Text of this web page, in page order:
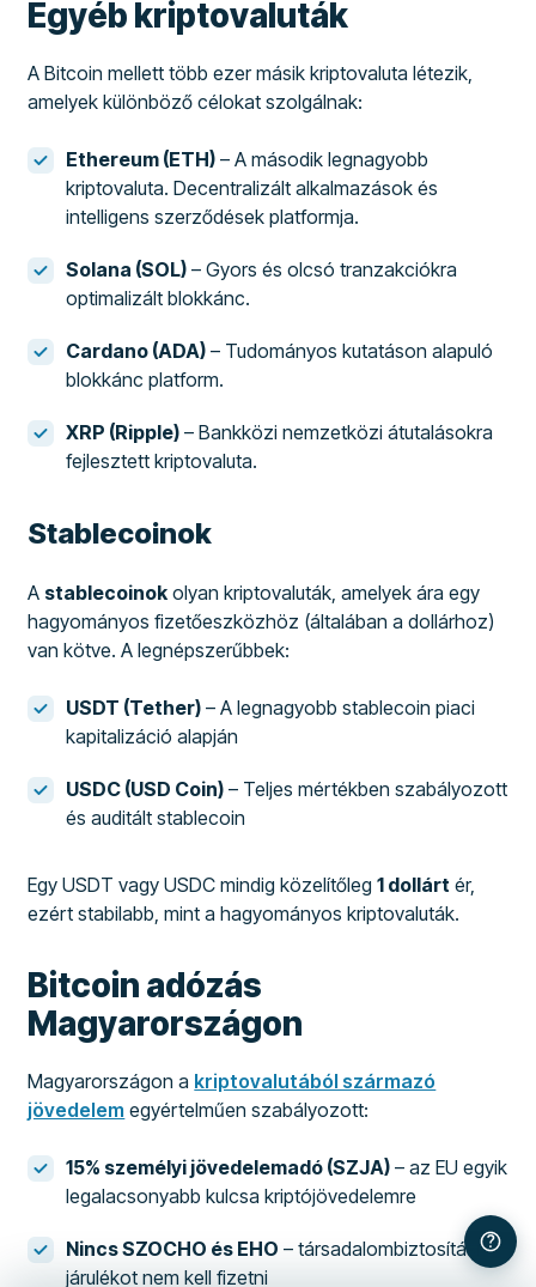
Egyéb kriptovaluták
A Bitcoin mellett több ezer másik kriptovaluta létezik,
amelyek különböző célokat szolgálnak:
Ethereum (ETH) – A második legnagyobb
kriptovaluta. Decentralizált alkalmazások és
intelligens szerződések platformja.
Solana (SOL) – Gyors és olcsó tranzakciókra
optimalizált blokkánc.
Cardano (ADA) – Tudományos kutatáson alapuló
blokkánc platform.
XRP (Ripple) – Bankközi nemzetközi átutalásokra
fejlesztett kriptovaluta.
Stablecoinok
A stablecoinok olyan kriptovaluták, amelyek ára egy
hagyományos fizetőeszközhöz (általában a dollárhoz)
van kötve. A legnépszerűbbek:
USDT (Tether) – A legnagyobb stablecoin piaci
kapitalizáció alapján
USDC (USD Coin) – Teljes mértékben szabályozott
és auditált stablecoin
Egy USDT vagy USDC mindig közelítőleg1 dollárt ér,
ezért stabilabb, mint a hagyományos kriptovaluták.
Bitcoin adózás
Magyarországon
Magyarországon a kriptovalutából származó
jövedelem egyértelműen szabályozott:
15% személyi jövedelemadó (SZJA) – az EU egyik
legalacsonyabb kulcsa kriptójövedelemre
Nincs SZOCHO és EHO – társadalombiztosítási
járulékot nem kell fizetni